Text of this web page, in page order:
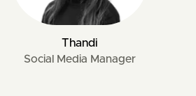
Thandi
Social Media Manager